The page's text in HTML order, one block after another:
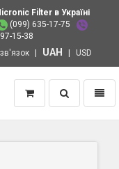
Filter в Україні
(099) 635-17-75
15-38
UAH USD
Пошук